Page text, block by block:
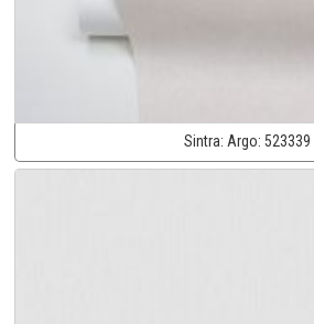
Sintra: Argo: 523339